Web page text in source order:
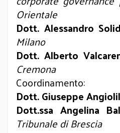
Orientale
Dott. Alessandro
Milano
Dott. Alberto
Cremona
Coordinamento:
Dott. Giuseppe
Dott.ssa Angelina
Tribunale di Brescia